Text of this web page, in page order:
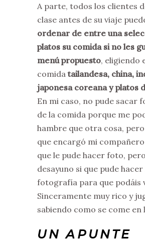
A parte, todos los clientes
clase antes de su viaje
ordenar de entre una
platos su comida si no les
menú propuesto, eligiendo
comida tailandesa, china,
japonesa coreana y platos
En mi caso, no pude sacar
de la comida porque me
hambre que otra cosa,
que encargó mi
que le pude hacer foto,
desayuno si que pude hacer
fotografía para que podáis
Sinceramente muy rico y
sabiendo como se come en
UN APUNTE